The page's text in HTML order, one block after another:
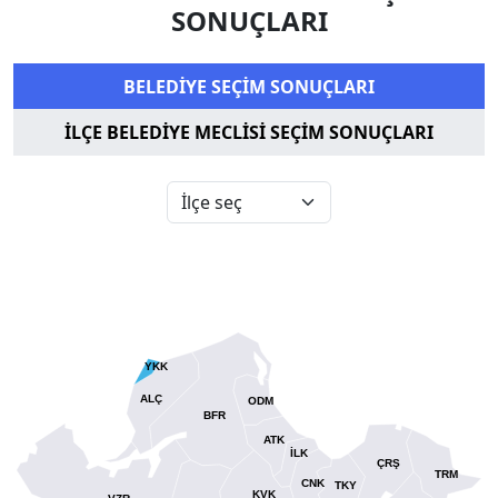
SONUÇLARI
BELEDİYE SEÇİM SONUÇLARI
İLÇE BELEDİYE MECLİSİ SEÇİM SONUÇLARI
ALÇ
BFR
ÇRŞ
KVK
TRM
TKY
YKK
ATK
CNK
İLK
ODM